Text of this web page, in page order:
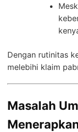
Dengan rutinitas
melebihi klaim
Masalah